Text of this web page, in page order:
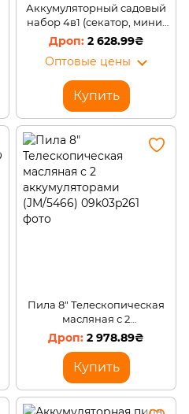
Аккумуляторный садовый
набор 4в1 (секатор, мини-
пила, триммер,
воздуходувка) (JM/5452)
2 628.99₴
Оптовые цены
Купить
Пила 8" Телескопическая
масляная с 2
аккумуляторами (JM/5466)
2 978.89₴
Купить